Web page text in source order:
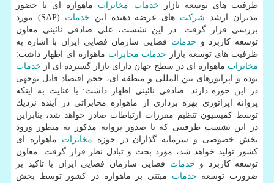
ظرفیت های توسعه بازار خدمات مخابرات ماهواره ای با حضور
مدیران ارشد شركت های عرضه دهنده این خدمات
(SAP) مورد
بررسی قرار گرفت. در این نشست، علی صادقی نائینی معاون
توسعه كاربرد و خدمات فضایی سازمان فضایی ایران با اشاره به
ظرفیت های توسعه بازار خدمات مخابرات ماهواره ای اظهار داشت:
مخابرات ماهواره ای در سطح جهان دارای بازار گسترده ای از خدمات
بوده و اپراتورهای بین المللی و منطقه ای، حجم اقتصاد قابل توجهی
در این حوزه دارند. صادقی نائینی اظهار داشت: با عنایت به اینكه
پروانه اپراتوری بهره برداری از ماهواره مخابراتی در آینده نزدیك
توسط كمیسیون تنظیم مقررات ارتباطات صادر خواهد شد، بنابراین
در این نشست ظرفیتی كه با صدور پروانه مذكور به منظور ورود
بخش خصوصی و سرمایه گذاران در حوزه مخابرات ماهواره ای
كشور تولید خواهد شد، مورد بحث و تبادل نظر قرار گرفت. معاون
توسعه كاربرد و خدمات فضایی سازمان فضایی ایران با تاكید بر
ضرورت توسعه خدمات مبتنی بر ماهواره در كشور توسط بخش